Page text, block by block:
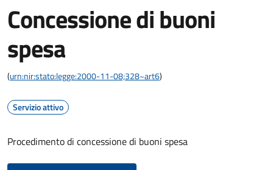
Concessione di buoni
spesa
(urn:nir:stato:legge:2000-11-08;328~art6)
Servizio attivo
Procedimento di concessione di buoni spesa